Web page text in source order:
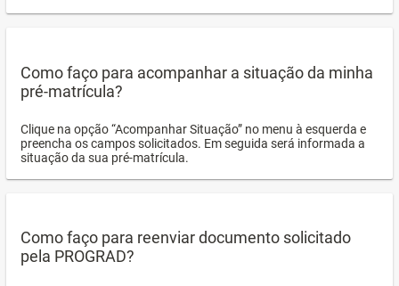
Como faço para acompanhar a situação da minha
pré-matrícula?
Clique na opção “Acompanhar Situação” no menu à esquerda e
preencha os campos solicitados. Em seguida será informada a
situação da sua pré-matrícula.
Como faço para reenviar documento solicitado
pela PROGRAD?